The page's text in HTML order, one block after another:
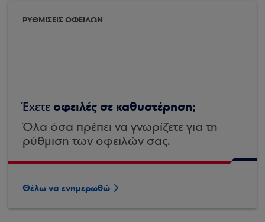
ΡΥΘΜΙΣΕΙΣ ΟΦΕΙΛΩΝ
Έχετε οφειλές σε καθυστέρηση;
Όλα όσα πρέπει να γνωρίζετε για τη
ρύθμιση των οφειλών σας.
Θέλω να ενημερωθώ